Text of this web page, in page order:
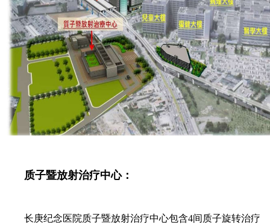
质子暨放射治疗中心：
长庚纪念医院质子暨放射治疗中心包含4间质子旋转治疗